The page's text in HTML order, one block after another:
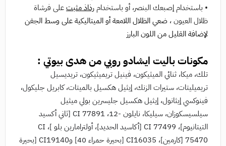
• باستخدام إصبعك البنصر، أو باستخدام رذاذ مثبتعلى فرشاة
ظلال العيون ، ضعي الظلال اللامعة أو الميتاليكية على وسط الجفن
لإضافة القليل من اللون البارز
مكونات باليت ايشادو روبي من هدى بيوتي :
تلك، ميكا، ثنائي الميثيكون، فينيل تريميثيكون، تريديسيل
تريميليتات، ستيرات الزنك، إيثيل هكسيل بالميتات، كابريل جليكول،
فينوكسي إيثانول، إيثيل هكسيل جليسرين بولي ميثيل
سيلسيسكوزان، سيليكا، نايلون -12، CI 77891 [ثاني أكسيد
التيتانيوم]، CI 77499 [أكاسيد الحديد]، أولترامارين بلو ]، CI
75470 [كارمين]، CI16035 [بحيرة حمراء 40] وCI19140 [بحيرة